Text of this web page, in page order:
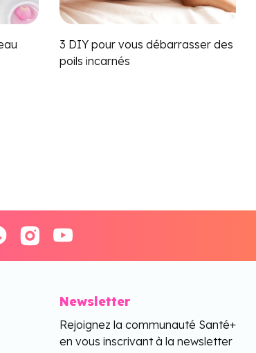
3 DIY pour vous débarrasser des
poils incarnés
Newsletter
Rejoignez la communauté Santé+
en vous inscrivant à la newsletter